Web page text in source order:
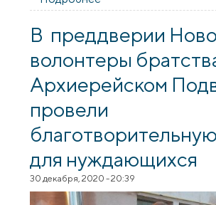
культурно-
инициатив "Васильки"
В преддверии
волонтеры
Архиерейском
провели
для нуждающихся
30 декабря, 2020 - 20:39